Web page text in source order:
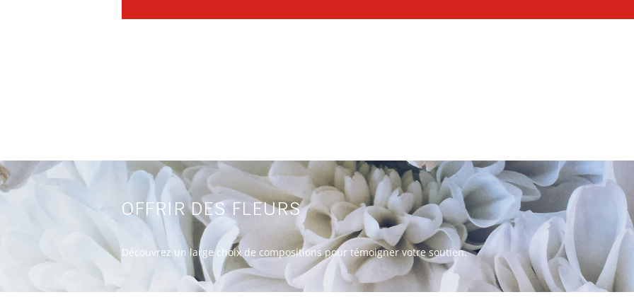
OFFRIR DES FLEURS
Découvrez un large choix de compositions pour témoigner votre soutien.